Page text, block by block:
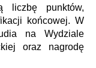
liczbę punktów,
końcowej. W
na Wydziale
oraz nagrodę